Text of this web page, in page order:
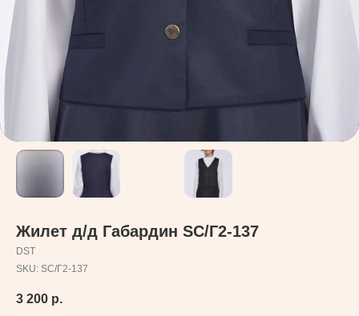
Жилет д/д Габардин SC/Г2-137
DST
SKU: SC/Г2-137
3 200 р.